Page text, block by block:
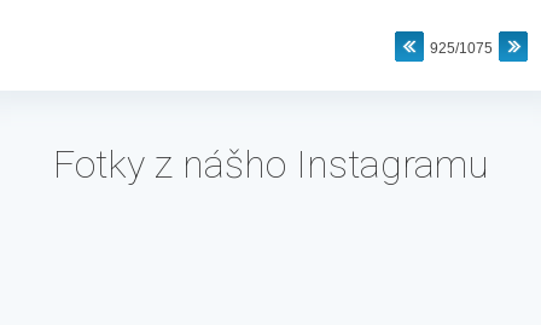
925/1075
Fotky z nášho Instagramu